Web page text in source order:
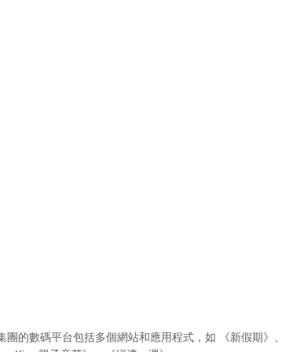
團的數碼平台包括多個網站和應用程式，如 《新假期》 、